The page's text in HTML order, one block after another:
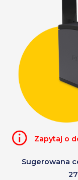
Zapytaj o
Sugerowana